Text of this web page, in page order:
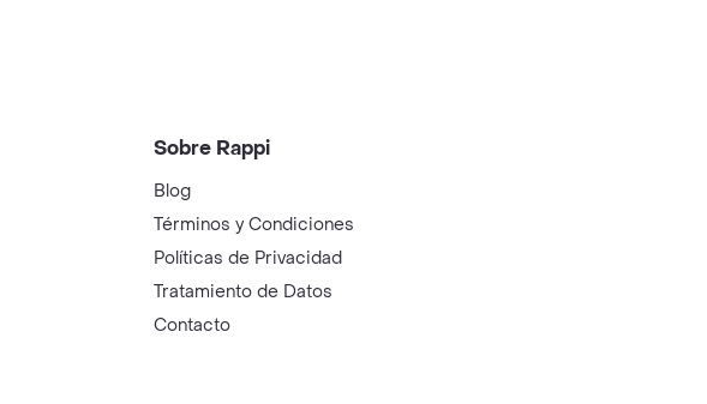
Sobre Rappi
Blog
Términos y Condiciones
Políticas de Privacidad
Tratamiento de Datos
Contacto